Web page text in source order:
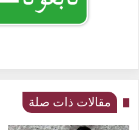
مقالات ذات صلة